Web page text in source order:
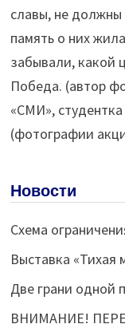
славы, не
память о них
забывали, какой
Победа. (автор
«СМИ»,
(фотографии
Новости
Схема
Выставка «Тихая
Две грани одной
ВНИМАНИЕ!